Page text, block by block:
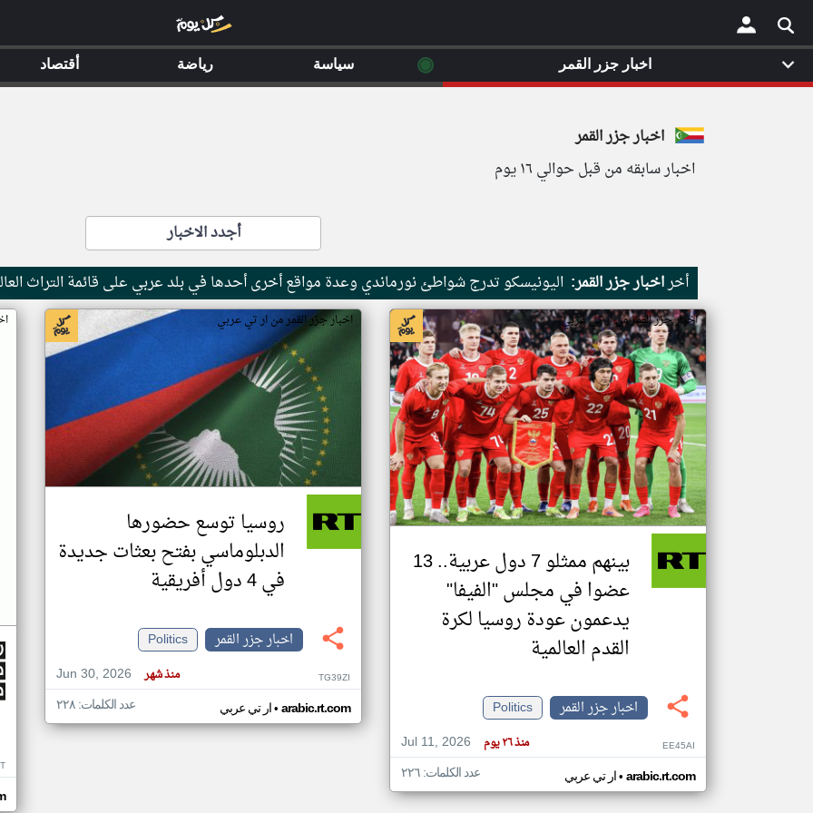
×
اخبار جزر القمر
اخبار سابقه من قبل حوالي ١٦ يوم
أجدد الاخبار
أخراخبار جزر القمر: اليونيسكو تدرج شواطئ نورماندي وعدة مواقع أخرى أحدها في بلد عربي على قائمة التراث
اخبار جزر القمر من ار تي عربي
بينهم ممثلو 7 دول عربية.. 13
عضوا في مجلس "الفيفا"
يدعمون عودة روسيا لكرة
القدم العالمية
اخبار جزر القمر
Politics
Jul 11, 2026
منذ ٢٦ يوم EE45AI
ار تي عربي• arabic.rt.com عدد الكلمات: ٢٢٦
اخبار جزر القمر من ار تي عربي
روسيا توسع حضورها
الدبلوماسي بفتح بعثات جديدة
في 4 دول أفريقية
اخبار جزر القمر
Politics
Jun 30, 2026
منذ شهر TG39ZI
ار تي عربي• arabic.rt.com عدد الكلمات: ٢٢٨
اخبار جزر القمر ◉ سياسة رياضة أقتصاد